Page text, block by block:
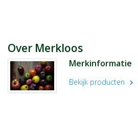
Over Merkloos
Merkinformatie
Bekijk producten chevron_right